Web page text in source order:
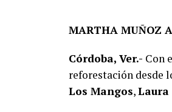
MARTHA MUÑOZ
Córdoba, Ver.- Con
reforestación desde
Los Mangos,Laura